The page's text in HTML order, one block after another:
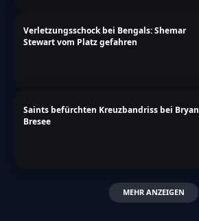
Verletzungsschock bei Bengals: Shemar
Stewart vom Platz gefahren
Saints befürchten Kreuzbandriss bei Bryan
Bresee
MEHR ANZEIGEN